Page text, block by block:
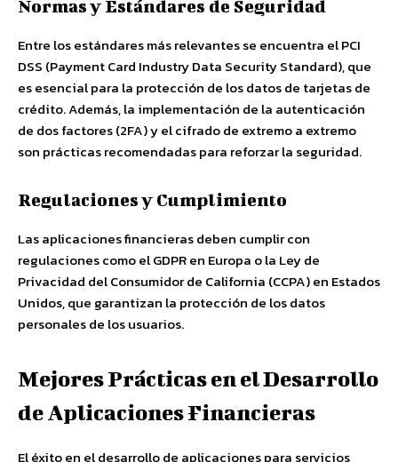
Normas y Estándares de Seguridad
Entre los estándares más relevantes se encuentra el PCI
DSS (Payment Card Industry Data Security Standard), que
es esencial para la protección de los datos de tarjetas de
crédito. Además, la implementación de la autenticación
de dos factores (2FA) y el cifrado de extremo a extremo
son prácticas recomendadas para reforzar la seguridad.
Regulaciones y Cumplimiento
Las aplicaciones financieras deben cumplir con
regulaciones como el GDPR en Europa o la Ley de
Privacidad del Consumidor de California (CCPA) en Estados
Unidos, que garantizan la protección de los datos
personales de los usuarios.
Mejores Prácticas en el Desarrollo
de Aplicaciones Financieras
El éxito en el desarrollo de aplicaciones para servicios